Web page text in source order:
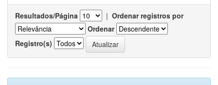
Resultados/Página | Ordenar registros por
Ordenar
Registro(s)